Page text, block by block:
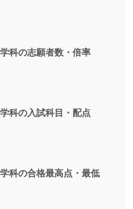
科の志願者数・倍率
科の入試科目・配点
科の合格最高点・最低